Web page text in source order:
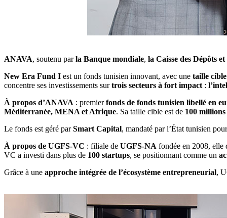
ANAVA, soutenu parla Banque mondiale, la Caisse des Dépôts
New Era Fund I est un fonds tunisien innovant, avec une taille
concentre ses investissements surtrois secteurs à fort impact :
À propos d’ANAVA : premierfonds de fonds tunisien libellé en
Méditerranée, MENA et Afrique. Sa taille cible est de 100 millions
Le fonds est géré parSmart Capital, mandaté par l’État tunisien
À propos de UGFS-VC : filiale de UGFS-NA fondée en 2008, elle
VC a investi dans plus de 100 startups, se positionnant comme un
Grâce à une approche intégrée de l’écosystème entrepreneurial,